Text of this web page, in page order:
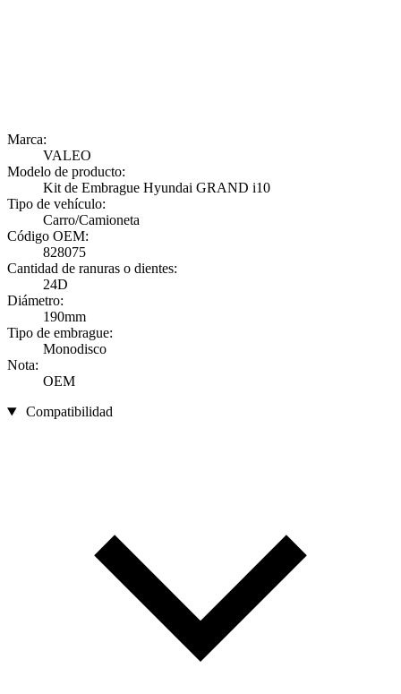
Marca:
VALEO
Modelo de producto:
Kit de Embrague Hyundai GRAND i10
Tipo de vehículo:
Carro/Camioneta
Código OEM:
828075
Cantidad de ranuras o dientes:
24D
Diámetro:
190mm
Tipo de embrague:
Monodisco
Nota:
OEM
Compatibilidad